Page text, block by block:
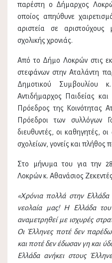
παρέστη ο Δήμαρχος
οποίος απηύθυνε
αριστεία σε αριστούχους
σχολικής χρονιάς.
Από το Δήμο Λοκρών στις
στεφάνων στην Αταλάντη
Δημοτικού Συμβουλίου
Αντιδήμαρχος Παιδείας
Πρόεδρος της Κοινότητας
Πρόεδροι των συλλόγων
διευθυντές, οι καθηγητές,
σχολείων, γονείς και πλήθος
Στο μήνυμα του για την 28
Λοκρών κ. Αθανάσιος
«Χρόνια πολλά στην
νεολαία μας! Η Ελλάδα
αναμετρηθεί με ισχυρές
Οι Έλληνες ποτέ δεν
και ποτέ δεν έδωσαν γη και
Ελλάδα ανήκει στους